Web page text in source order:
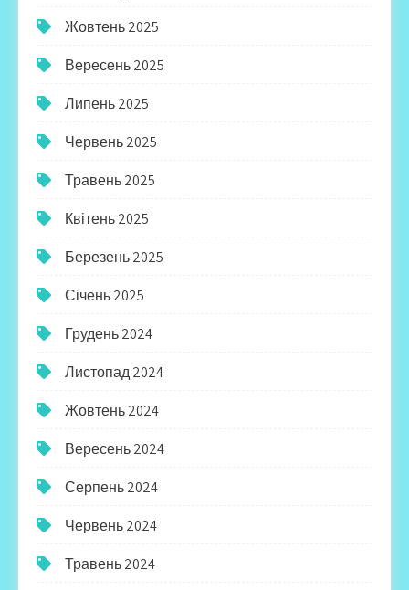
Жовтень 2025
Вересень 2025
Липень 2025
Червень 2025
Травень 2025
Квітень 2025
Березень 2025
Січень 2025
Грудень 2024
Листопад 2024
Жовтень 2024
Вересень 2024
Серпень 2024
Червень 2024
Травень 2024